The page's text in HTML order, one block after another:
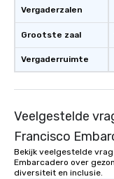
Vergaderzalen
Grootste zaal
Vergaderruimte
Veelgestelde
Francisco
Bekijk veelgestelde
Embarcadero over
diversiteit en inclusie.